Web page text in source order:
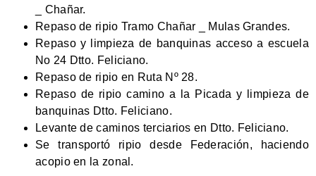
_ Chañar.
Repaso de ripio Tramo Chañar _ Mulas Grandes.
Repaso y limpieza de banquinas acceso a escuela
No 24 Dtto. Feliciano.
Repaso de ripio en Ruta Nº 28.
Repaso de ripio camino a la Picada y limpieza de
banquinas Dtto. Feliciano.
Levante de caminos terciarios en Dtto. Feliciano.
Se transportó ripio desde Federación, haciendo
acopio en la zonal.